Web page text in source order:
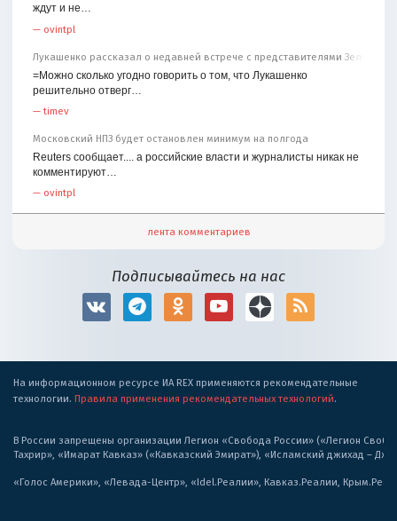
ждут и не…
— ovintpl
Лукашенко рассказал о недавней встрече с представителями
=Можно сколько угодно говорить о том, что Лукашенко
решительно отверг…
—timev
Московский НПЗ будет остановлен минимум на полгода
Reuters сообщает.... а российские власти и журналисты никак не
комментируют…
— ovintpl
лента комментариев
Подписывайтесь на нас
На информационном ресурсе ИА REX применяются рекомендательные
технологии. Правила применения рекомендательных технологий.
В России запрещены организации Легион «Свобода России» («Легион
Тахрир», «Имарат Кавказ» («Кавказский Эмират»), «Исламский джихад –
«Голос Америки», «Левада-Центр», «Idel.Реалии», Кавказ.Реалии,